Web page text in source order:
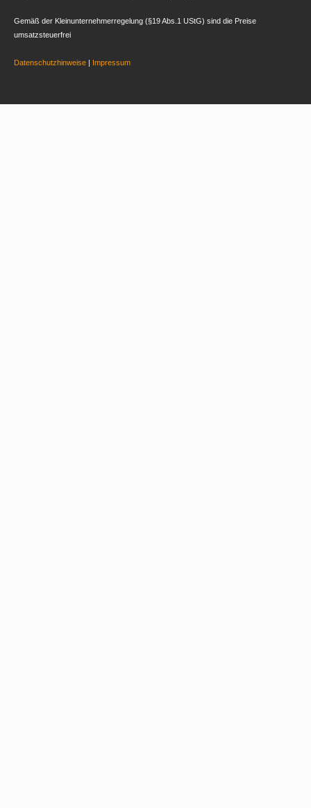
Gemäß der Kleinunternehmerregelung (§19 Abs.1 UStG) sind die Preise
umsatzsteuerfrei
Datenschutzhinweise | Impressum